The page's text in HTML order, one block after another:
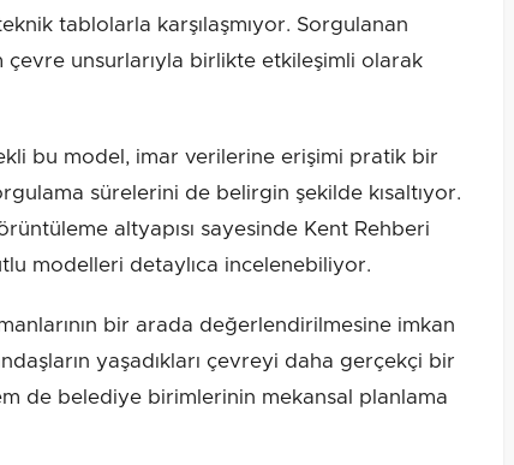
tablolarla karşılaşmıyor. Sorgulanan
unsurlarıyla birlikte etkileşimli olarak
bu model, imar verilerine erişimi pratik bir
sürelerini de belirgin şekilde kısaltıyor.
altyapısı sayesinde Kent Rehberi
modelleri detaylıca incelenebiliyor.
bir arada değerlendirilmesine imkan
yaşadıkları çevreyi daha gerçekçi bir
de belediye birimlerinin mekansal planlama